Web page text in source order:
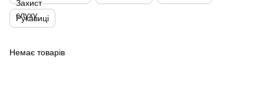
Рукавиці
Немає товарів